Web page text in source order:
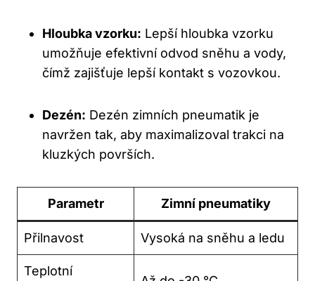
Hloubka vzorku: Lepší hloubka vzorku
umožňuje efektivní odvod sněhu a vody,
čímž zajišťuje lepší kontakt s vozovkou.
Dezén: Dezén zimních pneumatik je
navržen tak, aby maximalizoval trakci na
kluzkých površích.
Parametr Zimní pneumatiky
Přilnavost Vysoká na sněhu a ledu
Teplotní